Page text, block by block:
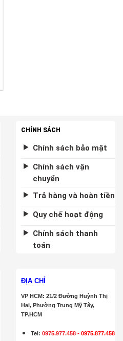
CHÍNH SÁCH
Chính sách bảo mật
Chính sách vận
chuyển
Trả hàng và hoàn tiền
Quy chế hoạt động
Chính sách thanh
toán
ĐỊA CHỈ
VP HCM: 21/2 Đường Huỳnh Thị
Hai, Phường Trung Mỹ Tây,
TP.HCM
Tel:0975.977.458 -0975.877.458